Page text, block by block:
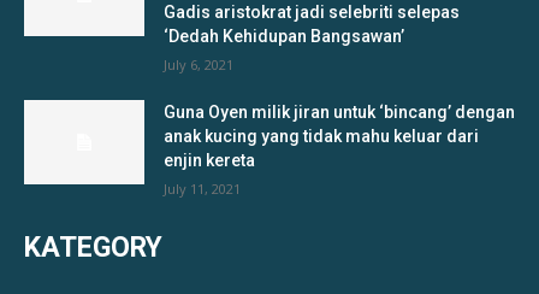
Gadis aristokrat jadi selebriti selepas
‘Dedah Kehidupan Bangsawan’
July 6, 2021
Guna Oyen milik jiran untuk ‘bincang’ dengan
anak kucing yang tidak mahu keluar dari
enjin kereta
July 11, 2021
KATEGORY